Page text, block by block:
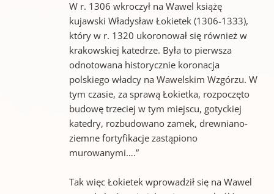
W r. 1306 wkroczył na Wawel książę
kujawski Władysław Łokietek (1306-1333),
który w r. 1320 ukoronował się również w
krakowskiej katedrze. Była to pierwsza
odnotowana historycznie koronacja
polskiego władcy na Wawelskim Wzgórzu. W
tym czasie, za sprawą Łokietka, rozpoczęto
budowę trzeciej w tym miejscu, gotyckiej
katedry, rozbudowano zamek, drewniano-
ziemne fortyfikacje zastąpiono
murowanymi….”
Tak więc Łokietek wprowadził się na Wawel